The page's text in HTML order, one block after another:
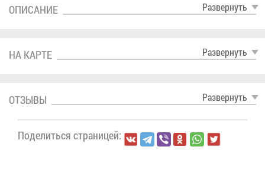
Раз­вер­нуть
ОПИ­СА­НИЕ
Раз­вер­нуть
НА КАР­ТЕ
Раз­вер­нуть
ОТ­ЗЫ­ВЫ
По­де­лить­ся стра­ни­цей: